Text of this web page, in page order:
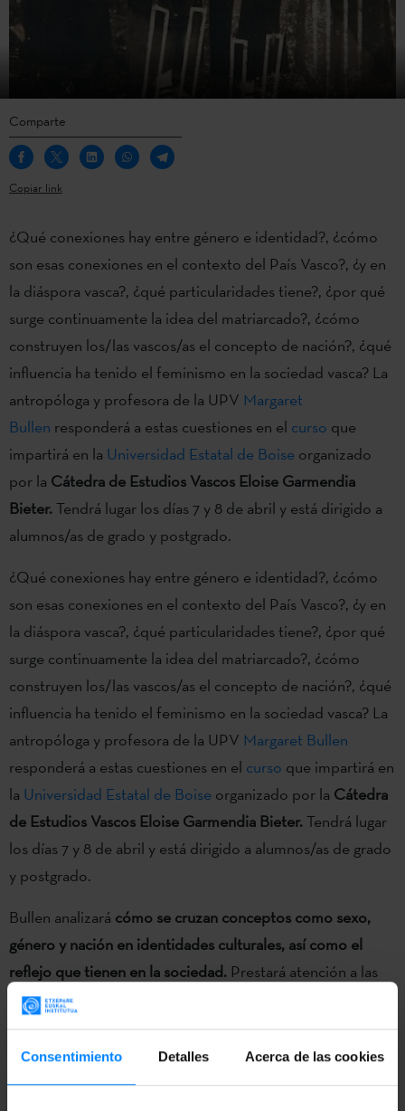
Consentimiento Detalles Acerca de las cookies
Comparte
Copiar link
¿Qué conexiones hay entre género e identidad?, ¿cómo
son esas conexiones en el contexto del País Vasco?, ¿y en
la diáspora vasca?, ¿qué particularidades tiene?, ¿por qué
surge continuamente la idea del matriarcado?, ¿cómo
construyen los/las vascos/as el concepto de nación?, ¿qué
influencia ha tenido el feminismo en la sociedad vasca? La
antropóloga y profesora de la UPV Margaret
Bullen responderá a estas cuestiones en el curso que
impartirá en la Universidad Estatal de Boise organizado
por la Cátedra de Estudios Vascos Eloise Garmendia
Bieter. Tendrá lugar los días 7 y 8 de abril y está dirigido a
alumnos/as de grado y postgrado.
¿Qué conexiones hay entre género e identidad?, ¿cómo
son esas conexiones en el contexto del País Vasco?, ¿y en
la diáspora vasca?, ¿qué particularidades tiene?, ¿por qué
surge continuamente la idea del matriarcado?, ¿cómo
construyen los/las vascos/as el concepto de nación?, ¿qué
influencia ha tenido el feminismo en la sociedad vasca? La
antropóloga y profesora de la UPV Margaret Bullen
responderá a estas cuestiones en el curso que impartirá en
la Universidad Estatal de Boise organizado por la Cátedra
de Estudios Vascos Eloise Garmendia Bieter. Tendrá lugar
los días 7 y 8 de abril y está dirigido a alumnos/as de grado
y postgrado.
Bullen analizará cómo se cruzan conceptos como sexo,
género y nación en identidades culturales, así como el
reflejo que tienen en la sociedad. Prestará atención a las
particularidades del País Vasco y comparará la realidad
vasca con la de la diáspora.
Por un lado, describirá la imagen de mujer que se ha